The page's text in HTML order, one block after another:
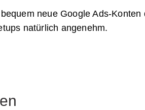
neue Google Ads-Konten
natürlich angenehm.